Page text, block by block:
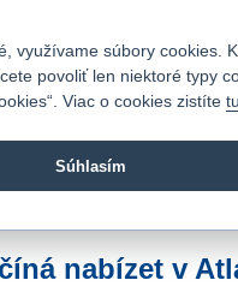
Fio banka sa zameriava na
nabízet v
využívame súbory cookies.
povoliť len niektoré typy
Viac o cookies zistíte tu
Súhlasím